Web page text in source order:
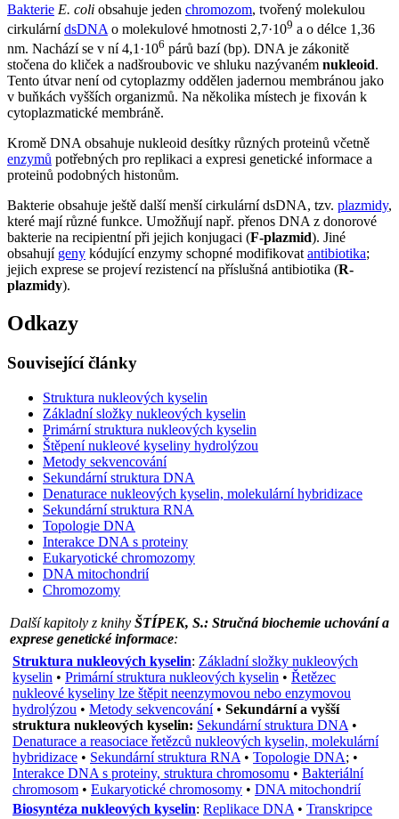
Bakterie E. coli obsahuje jeden chromozom, tvořený molekulou
cirkulárnídsDNA o molekulové hmotnosti 2,7·109 a o délce 1,36
nm. Nachází se v ní 4,1·106 párů bazí (bp). DNA je zákonitě
stočena do kliček a nadšroubovic ve shluku nazývaném nukleoid.
Tento útvar není od cytoplazmy oddělen jadernou membránou jako
v buňkách vyšších organizmů. Na několika místech je fixován k
cytoplazmatické membráně.
Kromě DNA obsahuje nukleoid desítky různých proteinů včetně
enzymů potřebných pro replikaci a expresi genetické informace a
proteinů podobných histonům.
Bakterie obsahuje ještě další menší cirkulární dsDNA, tzv. plazmidy,
které mají různé funkce. Umožňují např. přenos DNA z donorové
bakterie na recipientní při jejich konjugaci (F-plazmid). Jiné
obsahují geny kódující enzymy schopné modifikovat antibiotika;
jejich exprese se projeví rezistencí na příslušná antibiotika (R-
plazmidy).
Odkazy
Související články
Struktura nukleových kyselin
Základní složky nukleových kyselin
Primární struktura nukleových kyselin
Štěpení nukleové kyseliny hydrolýzou
Metody sekvencování
Sekundární struktura DNA
Denaturace nukleových kyselin, molekulární hybridizace
Sekundární struktura RNA
Topologie DNA
Interakce DNA s proteiny
Eukaryotické chromozomy
DNA mitochondrií
Chromozomy
Další kapitoly z knihy ŠTÍPEK, S.: Stručná biochemie uchování a
exprese genetické informace:
Struktura nukleových kyselin: Základní složky nukleových
kyselin • Primární struktura nukleových kyselin • Řetězec
nukleové kyseliny lze štěpit neenzymovou nebo enzymovou
hydrolýzou • Metody sekvencování• Sekundární a vyšší
struktura nukleových kyselin: Sekundární struktura DNA •
Denaturace a reasociace řetězců nukleových kyselin, molekulární
hybridizace • Sekundární struktura RNA • Topologie DNA; •
Interakce DNA s proteiny, struktura chromosomu • Bakteriální
chromosom • Eukaryotické chromosomy • DNA mitochondrií
Biosyntéza nukleových kyselin: Replikace DNA • Transkripce